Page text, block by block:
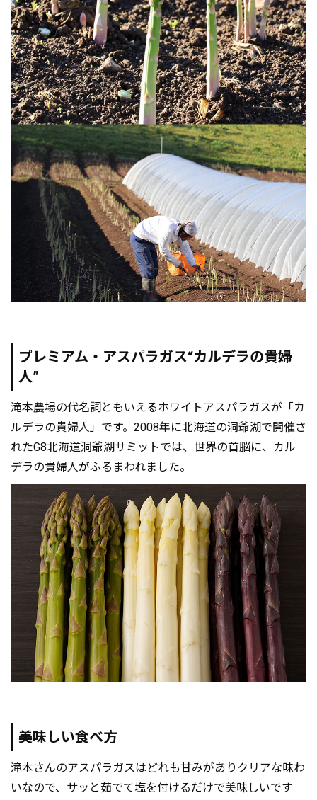
プレミアム・アスパラガス“カルデラの貴婦
人”
滝本農場の代名詞ともいえるホワイトアスパラガスが「カ
ルデラの貴婦人」です。2008年に北海道の洞爺湖で開催さ
れたG8北海道洞爺湖サミットでは、世界の首脳に、カル
デラの貴婦人がふるまわれました。
美味しい食べ方
滝本さんのアスパラガスはどれも甘みがありクリアな味わ
いなので、サッと茹でて塩を付けるだけで美味しいです